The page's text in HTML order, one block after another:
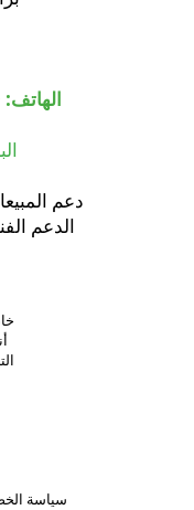
الهاتف:
دعم
الدعم
سياسة